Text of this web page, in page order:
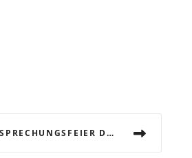
TRADITIONELLE LOSSPRECHUNGSFEIER DER ZIMMERER IN DER BBS IN AHAUS!